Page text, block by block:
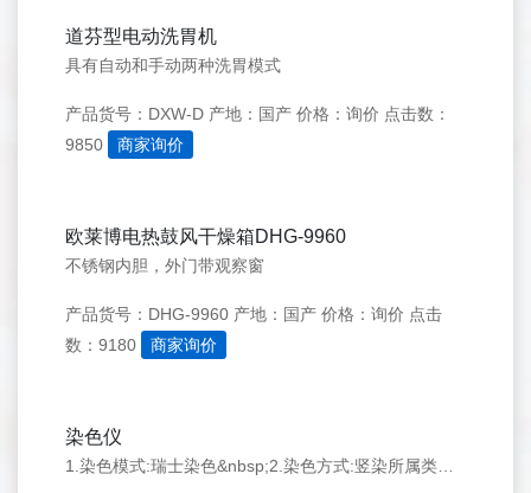
道芬型电动洗胃机
具有自动和手动两种洗胃模式
产品货号：DXW-D 产地：国产 价格：询价 点击数：
9850
商家询价
欧莱博电热鼓风干燥箱DHG-9960
不锈钢内胆，外门带观察窗
产品货号：DHG-9960 产地：国产 价格：询价 点击
数：9180
商家询价
染色仪